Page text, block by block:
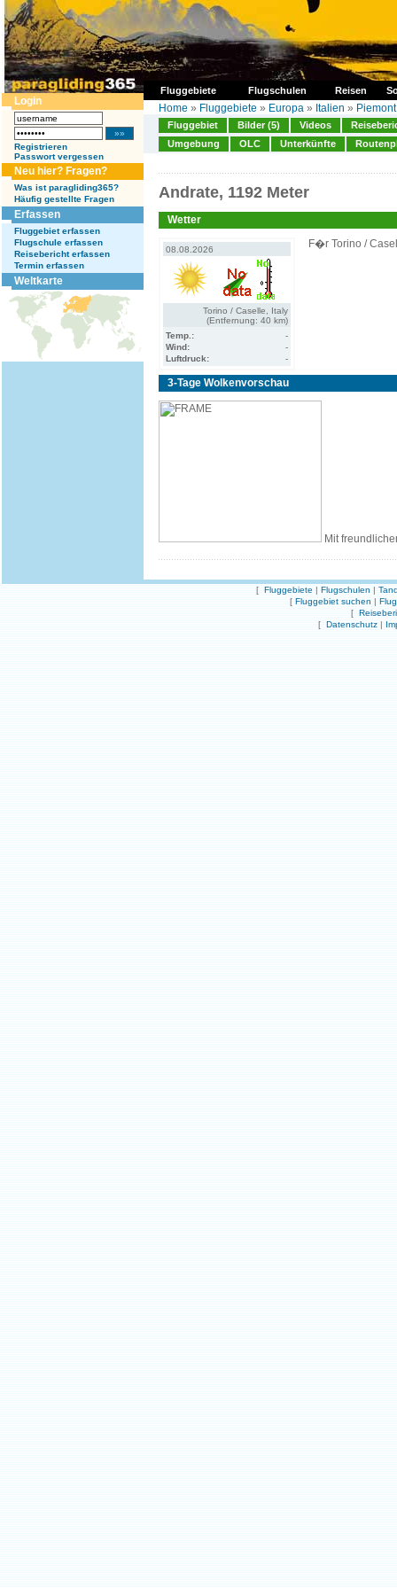
Fluggebiete Flugschulen Reisen
Login
Registrieren
Passwort vergessen
Neu hier? Fragen?
Was ist paragliding365?
Häufig gestellte Fragen
Erfassen
Fluggebiet erfassen
Flugschule erfassen
Reisebericht erfassen
Termin erfassen
Weltkarte
Home » Fluggebiete » Europa » Italien » Piemont
Fluggebiet Bilder (5) Videos
Umgebung
OLC Unterkünfte
Andrate, 1192 Meter
Wetter
08.08.2026
Torino / Caselle, Italy
(Entfernung: 40 km)
Temp.:
-
Wind:
-
Luftdruck:
-
F�r Torino /
3-Tage Wolkenvorschau
Mit
[ Fluggebiete | Flugschulen |
[ Fluggebiet suchen |
[
[ Datenschutz |